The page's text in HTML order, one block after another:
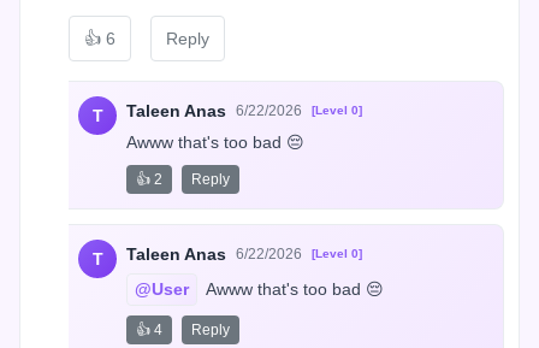
👍 6 Reply
T Taleen Anas 6/22/2026 [Level 0]
Awww that's too bad 😔
👍 2 Reply
T Taleen Anas 6/22/2026 [Level 0]
@User Awww that's too bad 😔
👍 4 Reply